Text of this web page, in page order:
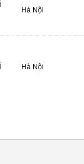
Hà Nội
Hà Nội